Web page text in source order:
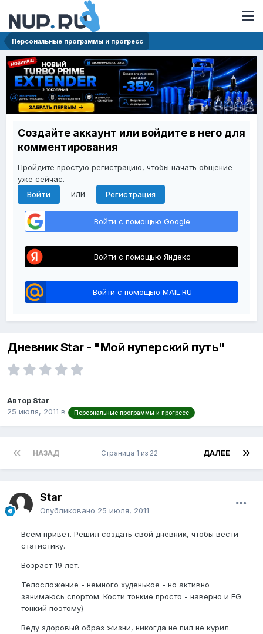
Персональные программы и прогресс
Создайте аккаунт или войдите в него для
комментирования
Пройдите простую регистрацию, чтобы начать общение
уже сейчас.
Войти
или Регистрация
Войти с помощью Google
Войти с помощью Яндекс
Войти с помощью MAIL.RU
Дневник Star - "Мой нуперский путь"
Автор Star
25 июля, 2011 в Персональные программы и прогресс
НАЗАД ДАЛЕЕ
Страница 1 из 22
Star
Опубликовано 25 июля, 2011
Всем привет. Решил создать свой дневник, чтобы вести
статистику.
Возраст 19 лет.
Телосложение - немного худенькое - но активно
занимаюсь спортом. Кости тонкие просто - наверно и EG
тонкий поэтому)
Веду здоровый образ жизни, никогда не пил не курил.